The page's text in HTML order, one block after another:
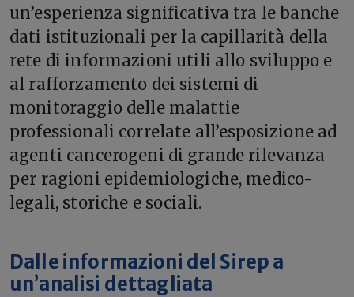
un’esperienza significativa tra le banche
dati istituzionali per la capillarità della
rete di informazioni utili allo sviluppo e
al rafforzamento dei sistemi di
monitoraggio delle malattie
professionali correlate all’esposizione ad
agenti cancerogeni di grande rilevanza
per ragioni epidemiologiche, medico-
legali, storiche e sociali.
Dalle informazioni del Sirep a
un’analisi dettagliata